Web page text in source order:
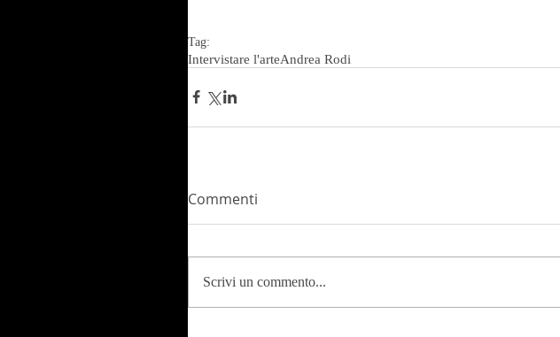
Tag:
Intervistare l'arteAndrea Rodi
Commenti
Scrivi un commento...